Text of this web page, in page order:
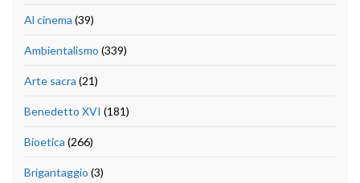
Al cinema (39)
Ambientalismo (339)
Arte sacra (21)
Benedetto XVI (181)
Bioetica (266)
Brigantaggio (3)